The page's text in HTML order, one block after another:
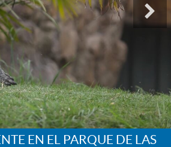
EN EL PARQUE DE LAS